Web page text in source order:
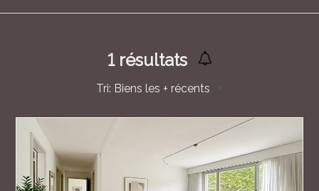
1résultats
Tri: Biens les + récents